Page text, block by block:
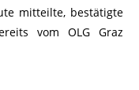
mitteilte, bestätigte
vom OLG Graz